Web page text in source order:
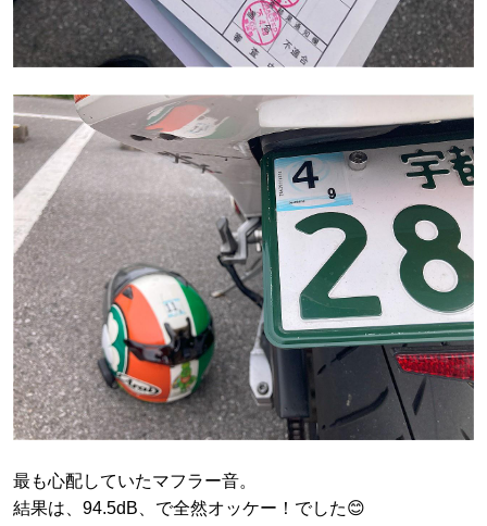
最も心配していたマフラー音。
結果は、94.5dB、で全然オッケー！でした😊